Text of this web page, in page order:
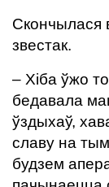
Скончылася
звестак.
– Хіба ўжо
бедавала
ўздыхаў,
славу на
будзем